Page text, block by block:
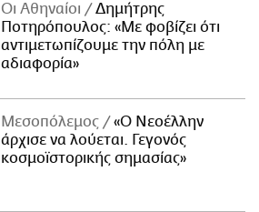
Οι Αθηναίοι
Δημήτρης
Ποτηρόπουλος: «Με φοβίζει ότι
αντιμετωπίζουμε την πόλη με
αδιαφορία»
Μεσοπόλεμος
«Ο Νεοέλλην
άρχισε να λούεται. Γεγονός
κοσμοϊστορικής σημασίας»